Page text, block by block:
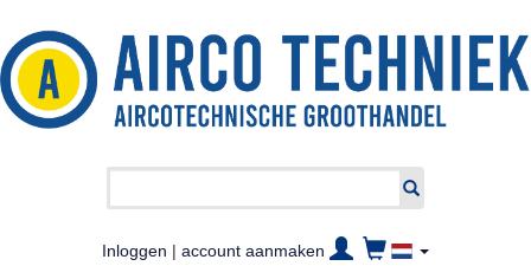
Inloggen | account aanmaken